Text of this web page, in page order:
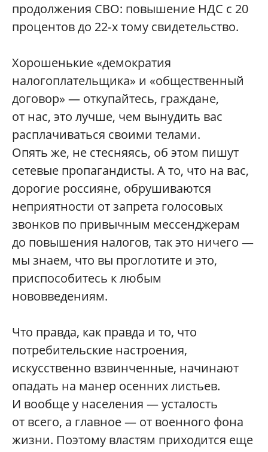
продолжения СВО: повышение НДС с 20
процентов до 22‑х тому свидетельство.
Хорошенькие «демократия
налогоплательщика» и «общественный
договор» — откупайтесь, граждане,
от нас, это лучше, чем вынудить вас
расплачиваться своими телами.
Опять же, не стесняясь, об этом пишут
сетевые пропагандисты. А то, что на вас,
дорогие россияне, обрушиваются
неприятности от запрета голосовых
звонков по привычным мессенджерам
до повышения налогов, так это ничего —
мы знаем, что вы проглотите и это,
приспособитесь к любым
нововведениям.
Что правда, как правда и то, что
потребительские настроения,
искусственно взвинченные, начинают
опадать на манер осенних листьев.
И вообще у населения — усталость
от всего, а главное — от военного фона
жизни. Поэтому властям приходится еще